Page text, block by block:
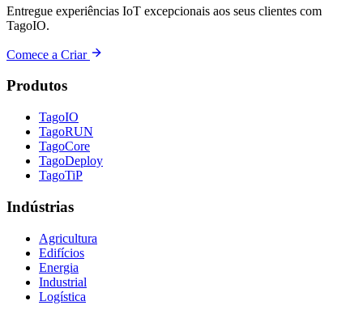
Entregue experiências IoT excepcionais aos seus clientes com
TagoIO.
Comece a Criar
Produtos
TagoIO
TagoRUN
TagoCore
TagoDeploy
TagoTiP
Indústrias
Agricultura
Edifícios
Energia
Industrial
Logística